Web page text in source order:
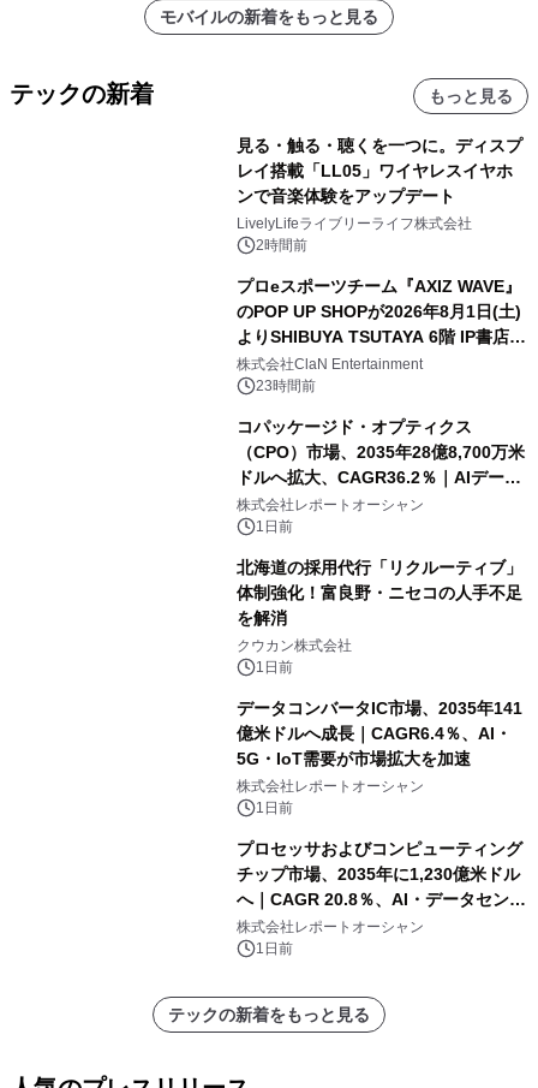
モバイルの新着をもっと見る
テックの新着 もっと見る
見る・触る・聴くを一つに。ディスプ
レイ搭載「LL05」ワイヤレスイヤホ
ンで音楽体験をアップデート
LivelyLifeライブリーライフ株式会社
2時間前
プロeスポーツチーム『AXIZ WAVE』
のPOP UP SHOPが2026年8月1日(土)
よりSHIBUYA TSUTAYA 6階 IP書店で
開催決定！！
株式会社ClaN Entertainment
23時間前
コパッケージド・オプティクス
（CPO）市場、2035年28億8,700万米
ドルへ拡大、CAGR36.2％｜AIデータ
センター・高速光通信需要が成長を加
速
株式会社レポートオーシャン
1日前
北海道の採用代行「リクルーティブ」
体制強化！富良野・ニセコの人手不足
を解消
クウカン株式会社
1日前
データコンバータIC市場、2035年141
億米ドルへ成長｜CAGR6.4％、AI・
5G・IoT需要が市場拡大を加速
株式会社レポートオーシャン
1日前
プロセッサおよびコンピューティング
チップ市場、2035年に1,230億米ドル
へ｜CAGR 20.8％、AI・データセンタ
ー需要が成長を牽引
株式会社レポートオーシャン
1日前
テックの新着をもっと見る